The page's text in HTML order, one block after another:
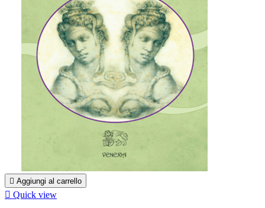
 Aggiungi al carrello
 Quick view